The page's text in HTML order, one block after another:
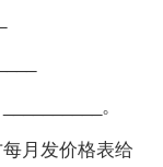
。
月发价格表给